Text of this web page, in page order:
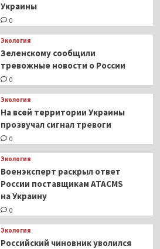
Украины
0
Экология
Зеленскому сообщили
тревожные новости о России
0
Экология
На всей территории Украины
прозвучал сигнал тревоги
0
Экология
Военэксперт раскрыл ответ
России поставщикам ATACMS
на Украину
0
Экология
Российский чиновник уволился